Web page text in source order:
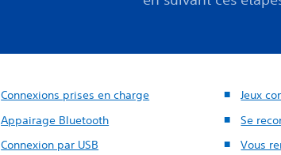
Connexions prises en charge
Appairage Bluetooth
Connexion par USB
Jeux
Se
Vous